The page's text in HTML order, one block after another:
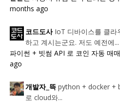
months ago
코드도사 IoT 디바이스를 클라
하고 계시는군요. 저도 예전에...
파이썬 + 빗썸 API 로 코인 자동 매
ago
개발자_뜩 python + docker +
로 cloud와...